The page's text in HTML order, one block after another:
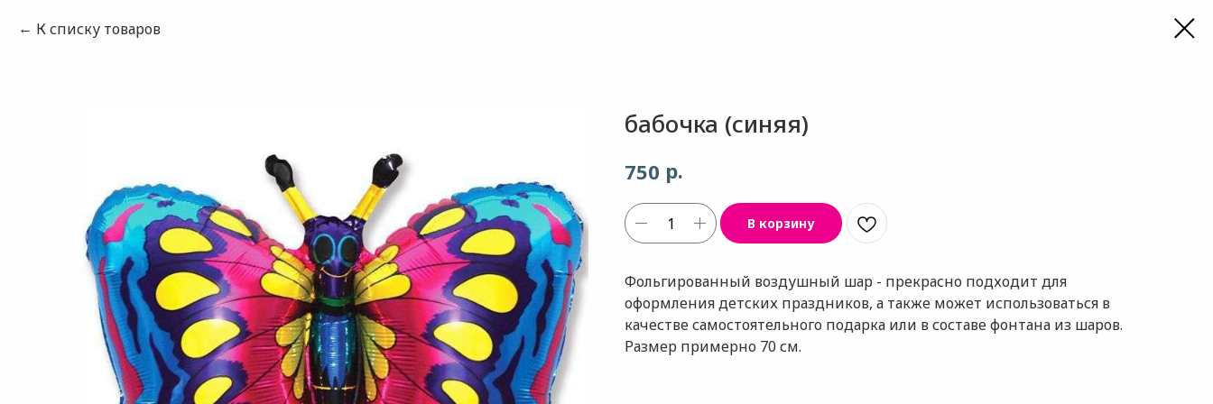
К списку товаров
бабочка (синяя)
750 р.
В корзину
Фольгированный воздушный шар - прекрасно подходит для
оформления детских праздников, а также может использоваться в
качестве самостоятельного подарка или в составе фонтана из шаров.
Размер примерно 70 см.